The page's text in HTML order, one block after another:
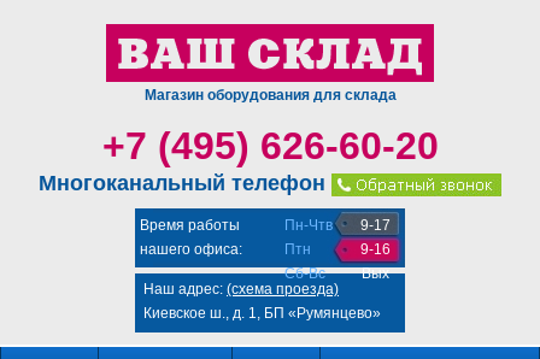
Магазин оборудования для склада
+7 (495) 626-60-20
Многоканальный телефон
Время работы
нашего офиса:
Пн-Чтв
Птн
Сб-Вс
9-17
9-16
Вых
Наш адрес: (схема проезда)
Киевское ш., д. 1, БП «Румянцево»